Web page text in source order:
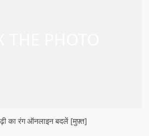
का रंग ऑनलाइन बदलें [मुफ़्त]